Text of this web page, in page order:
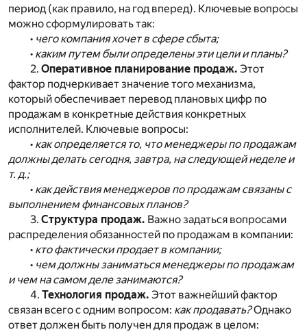
период (как правило, на год вперед). Ключевые вопросы
можно сформулировать так:
• чего компания хочет в сфере сбыта;
• каким путем были определены эти цели и планы?
2. Оперативное планирование продаж. Этот
фактор подчеркивает значение того механизма,
который обеспечивает перевод плановых цифр по
продажам в конкретные действия конкретных
исполнителей. Ключевые вопросы:
• как определяется то, что менеджеры по продажам
должны делать сегодня, завтра, на следующей неделе и
т. д.;
• как действия менеджеров по продажам связаны с
выполнением финансовых планов?
3. Структура продаж. Важно задаться вопросами
распределения обязанностей по продажам в компании:
• кто фактически продает в компании;
• чем должны заниматься менеджеры по продажам
и чем на самом деле занимаются?
4. Технология продаж. Этот важнейший фактор
связан всего с одним вопросом: как продавать?Однако
ответ должен быть получен для продаж в целом: